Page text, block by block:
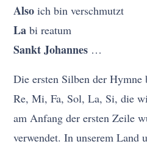
Also ich bin verschmutzt
La bi reatum
Sankt Johannes …
Die ersten Silben der
Re, Mi, Fa, Sol, La, Si, die
am Anfang der ersten Zeile
verwendet. In unserem Land